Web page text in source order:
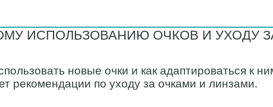
ИСПОЛЬЗОВАНИЮ ОЧКОВ И УХОДУ
новые очки и как адаптироваться к
рекомендации по уходу за очками и линзами.